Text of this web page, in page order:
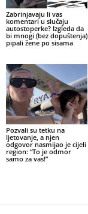
Zabrinjavaju li vas
komentari u slučaju
autostoperke? Izgleda da
bi mnogi (bez dopuštenja)
pipali žene po sisama
Pozvali su tetku na
ljetovanje, a njen
odgovor nasmijao je cijeli
region: “To je odmor
samo za vas!”